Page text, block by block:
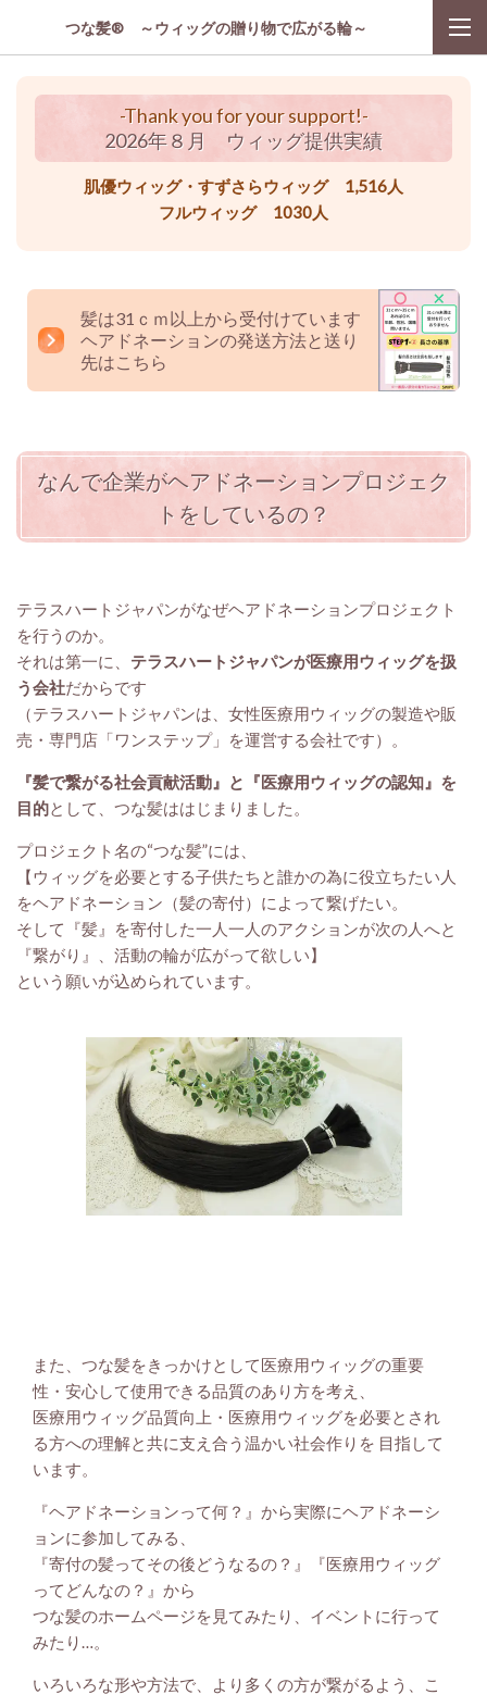
つな髪® ～ウィッグの贈り物で広がる輪～
-Thank you for your support!-
2026年８月 ウィッグ提供実績
肌優ウィッグ・すずさらウィッグ 1,516人
フルウィッグ 1030人
髪は31ｃｍ以上から受付けています
ヘアドネーションの発送方法と送り
先はこちら
なんで企業がヘアドネーションプロジェク
トをしているの？
テラスハートジャパンがなぜヘアドネーションプロジェクト
を行うのか。
それは第一に、 テラスハートジャパンが医療用ウィッグを扱
う会社だからです
（テラスハートジャパンは、女性医療用ウィッグの製造や販
売・専門店「ワンステップ」を運営する会社です）。
『髪で繋がる社会貢献活動』と『医療用ウィッグの認知』を
目的として、つな髪ははじまりました。
プロジェクト名の“つな髪”には、
【ウィッグを必要とする子供たちと誰かの為に役立ちたい人
をヘアドネーション（髪の寄付）によって繋げたい。
そして『髪』を寄付した一人一人のアクションが次の人へと
『繋がり』、活動の輪が広がって欲しい】
という願いが込められています。
また、つな髪をきっかけとして医療用ウィッグの重要
性・安心して使用できる品質のあり方を考え、
医療用ウィッグ品質向上・医療用ウィッグを必要とされ
る方への理解と共に支え合う温かい社会作り を 目指して
います。
『ヘアドネーションって何？』から実際にヘアドネーシ
ョンに参加してみる、
『寄付の髪ってその後どうなるの？』『医療用ウィッグ
ってどんなの？』から
つな髪のホームページを見てみたり、イベントに行って
みたり…。
いろいろな形や方法で、より多くの方が繋がるよう、こ